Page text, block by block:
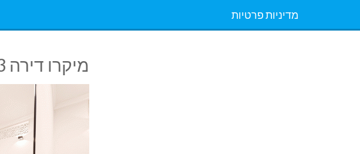
מדיניות פרטיות
מיקרו דירה 3 – מראה מראה שעל הקיר | צילום: עדי בן דוד